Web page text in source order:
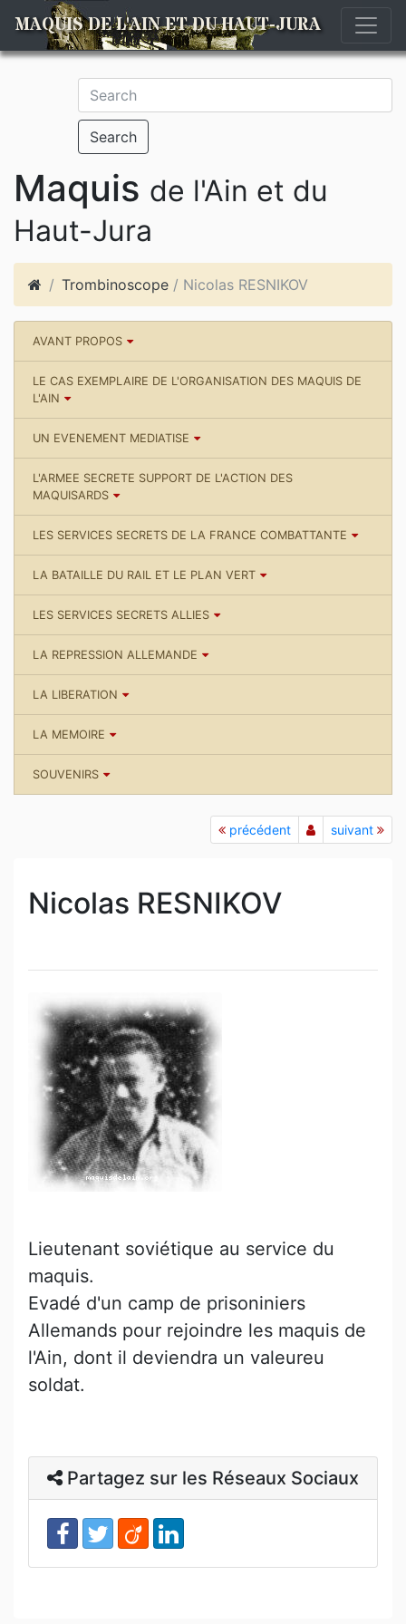
MAQUIS DE L'AIN ET DU HAUT-JURA
Search
Maquis de l'Ain et du
Haut-Jura
Trombinoscope / Nicolas RESNIKOV
AVANT PROPOS
LE CAS EXEMPLAIRE DE L'ORGANISATION DES MAQUIS DE
L'AIN
UN EVENEMENT MEDIATISE
L'ARMEE SECRETE SUPPORT DE L'ACTION DES
MAQUISARDS
LES SERVICES SECRETS DE LA FRANCE COMBATTANTE
LA BATAILLE DU RAIL ET LE PLAN VERT
LES SERVICES SECRETS ALLIES
LA REPRESSION ALLEMANDE
LA LIBERATION
LA MEMOIRE
SOUVENIRS
précédent suivant
Nicolas RESNIKOV
Lieutenant soviétique au service du
maquis.
Evadé d'un camp de prisoniniers
Allemands pour rejoindre les maquis de
l'Ain, dont il deviendra un valeureu
soldat.
Partagez sur les Réseaux Sociaux